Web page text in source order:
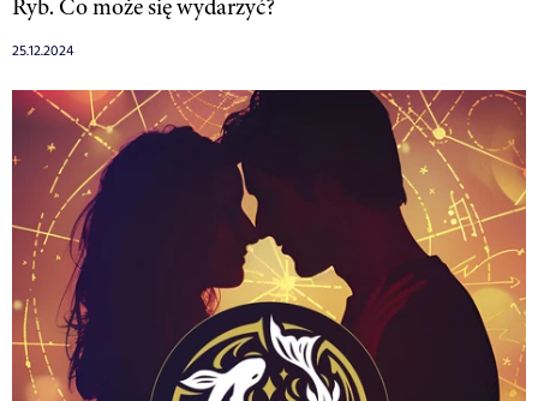
Ryb. Co może się wydarzyć?
25.12.2024